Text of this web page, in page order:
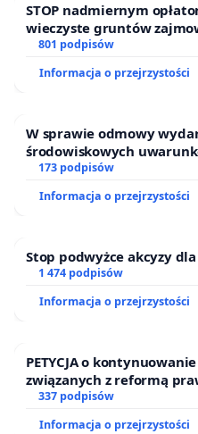
STOP nadmiernym
wieczyste gruntów
ogrody działkowe.
801 podpisów
Informacja o przejrzystości
W sprawie odmowy
środowiskowych
zakładu wytwarzania
Ostrowiu Południowym
Puszczy Knyszyńskiej
173 podpisów
Informacja o przejrzystości
Stop podwyżce akcyzy
1 474 podpisów
Informacja o przejrzystości
PETYCJA o
związanych z reformą
337 podpisów
Informacja o przejrzystości